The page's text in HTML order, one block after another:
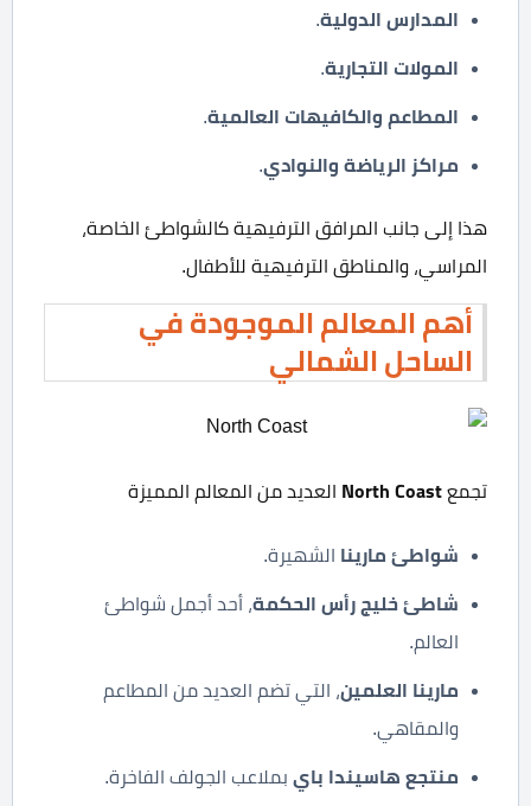
المدارس الدولية.
المولات التجارية.
المطاعم والكافيهات العالمية.
مراكز الرياضة والنوادي.
هذا إلى جانب المرافق الترفيهية كالشواطئ الخاصة،
المراسي، والمناطق الترفيهية للأطفال.
أهم المعالم الموجودة في
الساحل الشمالي
تجمع North Coast العديد من المعالم المميزة
شواطئ مارينا الشهيرة.
شاطئ خليج رأس الحكمة، أحد أجمل شواطئ
العالم.
مارينا العلمين، التي تضم العديد من المطاعم
والمقاهي.
منتجع هاسيندا باي بملاعب الجولف الفاخرة.